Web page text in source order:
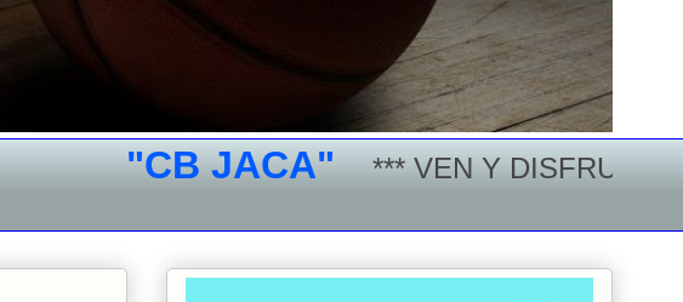
"CB JACA" *** VEN Y DISFRUTA DEL